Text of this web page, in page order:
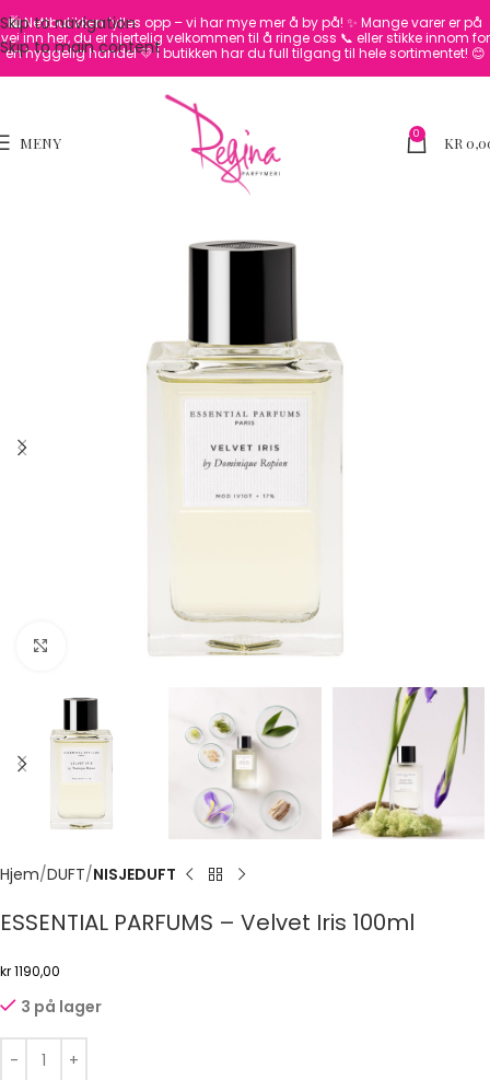
Skip to navigation
Skip to main content
🛍️ Nettbutikken fylles opp – vi har mye mer å by på! ✨ Mange varer er på
vei inn her, du er hjertelig velkommen til å ringe oss 📞 eller stikke innom for
en hyggelig handel 💛I butikken har du full tilgang til hele sortimentet! 😊
MENY 0 KR
Hjem DUFT NISJEDUFT
ESSENTIAL PARFUMS – Velvet Iris 100ml
kr1190,00
3 på lager